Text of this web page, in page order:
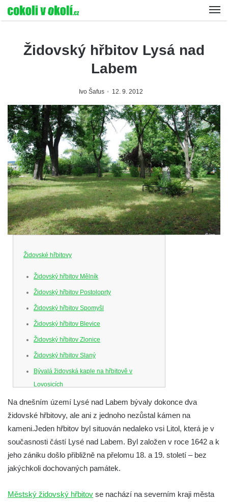
Židovský hřbitov Lysá nad
Labem
Ivo Šafus 12. 9. 2012
Židovské hřbitovy
Židovský hřbitov Mělník
Židovský hřbitov Postoloprty
Židovský hřbitov Spomyšl
Židovský hřbitov Blevice
Židovský hřbitov Zlonice
Židovský hřbitov Slaný
Bývalá židovská kaple na hřbitově v
Lovosicích
Nový židovský hřbitov Lovosice
Židovský hřbitov Litoměřice
Židovský hřbitov Bílina
Židovský hřbitov Radouň
Židovský hřbitov Čížkovice
Na dnešním území Lysé nad Labem bývaly dokonce dva
židovské hřbitovy, ale ani z jednoho nezůstal kámen na
kameni.Jeden hřbitov byl situován nedaleko vsi Litol, která je v
současnosti částí Lysé nad Labem. Byl založen v roce 1642 a k
jeho zániku došlo přibližně na přelomu 18. a 19. století – bez
jakýchkoli dochovaných památek.
Městský židovský hřbitov se nachází na severním kraji města